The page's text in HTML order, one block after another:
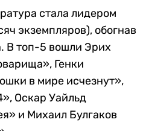
стала лидером
экземпляров), обогнав
В топ-5 вошли Эрих
Генки
в мире исчезнут»,
Оскар Уайльд
и Михаил Булгаков